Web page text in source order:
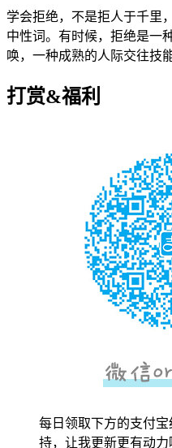
学会拒绝，不是拒人于千里
中性词。有时候，拒绝是一
唤，一种成熟的人际交往技能
打赏&福利
每日领取下方的支付
持，让我更新更有动力